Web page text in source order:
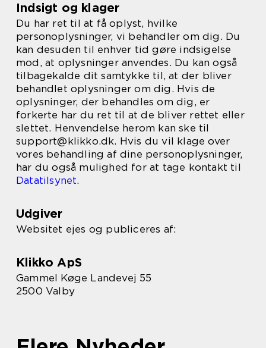
Indsigt og klager
Du har ret til at få oplyst, hvilke
personoplysninger, vi behandler om dig. Du
kan desuden til enhver tid gøre indsigelse
mod, at oplysninger anvendes. Du kan også
tilbagekalde dit samtykke til, at der bliver
behandlet oplysninger om dig. Hvis de
oplysninger, der behandles om dig, er
forkerte har du ret til at de bliver rettet eller
slettet. Henvendelse herom kan ske til
support@klikko.dk. Hvis du vil klage over
vores behandling af dine personoplysninger,
har du også mulighed for at tage kontakt til
Datatilsynet.
Udgiver
Websitet ejes og publiceres af:
Klikko ApS
Gammel Køge Landevej 55
2500 Valby